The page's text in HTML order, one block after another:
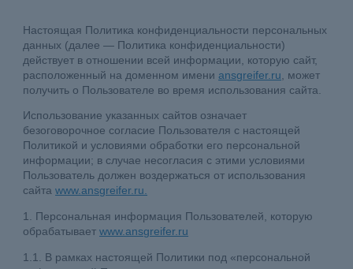
Настоящая Политика конфиденциальности персональных
данных (далее — Политика конфиденциальности)
действует в отношении всей информации, которую сайт,
расположенный на доменном имениansgreifer.ru , может
получить о Пользователе во время использования сайта.
Использование указанных сайтов означает
безоговорочное согласие Пользователя с настоящей
Политикой и условиями обработки его персональной
информации; в случае несогласия с этими условиями
Пользователь должен воздержаться от использования
сайтаwww.ansgreifer.ru.
1. Персональная информация Пользователей, которую
обрабатываетwww.ansgreifer.ru
1.1. В рамках настоящей Политики под «персональной